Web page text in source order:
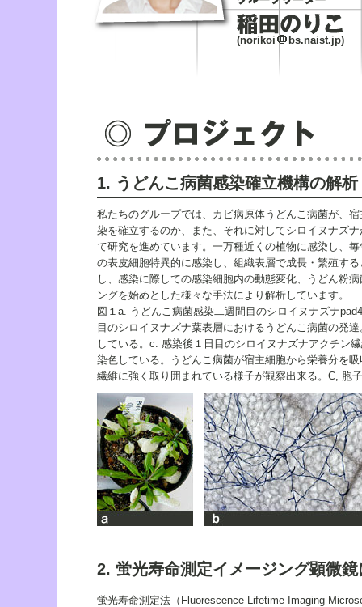
(norikoi bs.naist.jp)
1. うどんこ病菌感染確立機構の解析
私たちのグループでは、カビ病原体うどんこ病菌が、
染を確立するのか、また、それに対してシロイヌナズ
て研究を進めています。一万種近くの植物に感染し、
の表皮細胞特異的に感染し、組織表層で成長・繁殖す
し、感染に際しての感染細胞内の動態変化、うどん粉
ングを始めとした様々な手法により解析しています。
図１a. うどんこ病菌感染二週間目のシロイヌナズナ
目のシロイヌナズナ葉表層におけるうどんこ病菌の発
している。c. 感染後１日目のシロイヌナズナアクチン
染色している。うどんこ病菌が宿主細胞から栄養分を
繊維に強く取り囲まれている様子が観察出来る。C, 胞
2. 蛍光寿命測定イメージング顕微
蛍光寿命測定法（Fluorescence Lifetime Imaging